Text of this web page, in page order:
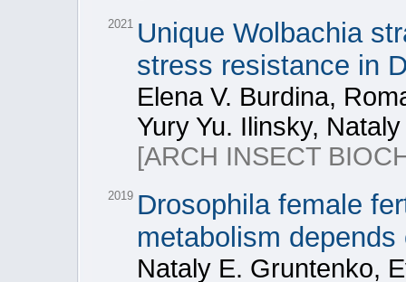
2021 Unique Wolbachia
stress resistance in
Elena V. Burdina,
Yury Yu. Ilinsky,
[ARCH INSECT
2019 Drosophila female
metabolism
Nataly E. Gruntenko,